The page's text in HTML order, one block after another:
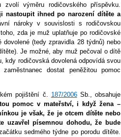
výměru rodičovského příspěvku.
nastoupit ihned po narození dítěte a
nároky v souvislosti s rodičovskou
zda je muž uplatňuje po rodičovské
(tedy zpravidla 28 týdnů) nebo
Je možné, aby muž pečoval o dítě
kdy rodičovská dovolená odpovídá svou
dostat peněžitou pomoc
pojištění č. 187/2006Sb., obsahuje
pomoc v mateřství, i když žena –
je však, že je otcem dítěte nebo
uzavřel písemnou dohodu, že bude
sedmého týdne po porodu dítěte.